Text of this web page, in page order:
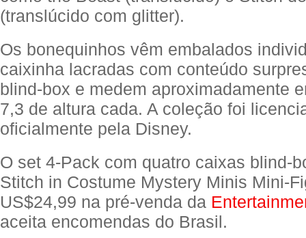
(translúcido com glitter).
Os bonequinhos vêm embalados
caixinha lacradas com conteúdo
blind-box e medem aproximadamente
7,3 de altura cada. A coleção foi
oficialmente pela Disney.
O set 4-Pack com quatro caixas blind-
Stitch in Costume Mystery Minis Mini-
US$24,99 na pré-venda da
aceita encomendas do Brasil.